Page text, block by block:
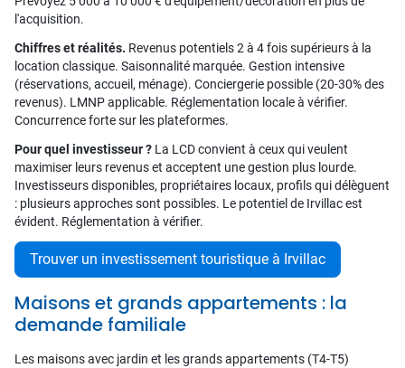
l'acquisition.
Chiffres et réalités. Revenus potentiels 2 à 4 fois supérieurs à la
location classique. Saisonnalité marquée. Gestion intensive
(réservations, accueil, ménage). Conciergerie possible (20-30% des
revenus). LMNP applicable. Réglementation locale à vérifier.
Concurrence forte sur les plateformes.
Pour quel investisseur ? La LCD convient à ceux qui veulent
maximiser leurs revenus et acceptent une gestion plus lourde.
Investisseurs disponibles, propriétaires locaux, profils qui délèguent
: plusieurs approches sont possibles. Le potentiel de Irvillac est
évident. Réglementation à vérifier.
Trouver un investissement touristique à Irvillac
Maisons et grands appartements : la
demande familiale
Les maisons avec jardin et les grands appartements (T4-T5)